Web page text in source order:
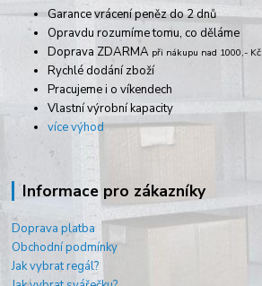
Garance vrácení peněz do 2 dnů
Opravdu rozumíme tomu, co děláme
Doprava ZDARMA při nákupu nad 1000,- Kč
Rychlé dodání zboží
Pracujeme i o víkendech
Vlastní výrobní kapacity
více výhod
Informace pro zákazníky
Doprava platba
Obchodní podmínky
Jak vybrat regál?